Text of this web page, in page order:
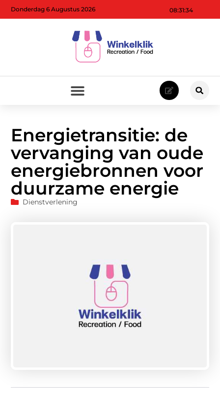
08:31:35
Donderdag 6 Augustus 2026
Energietransitie: de
vervanging van oude
energiebronnen voor
duurzame energie
Dienstverlening